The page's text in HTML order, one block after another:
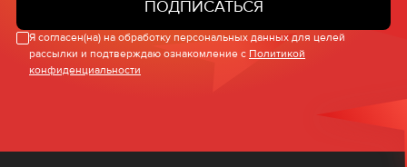
ПОДПИСАТЬСЯ
Я согласен(на) на обработку персональных данных для целей
рассылки и подтверждаю ознакомление с Политикой
конфиденциальности